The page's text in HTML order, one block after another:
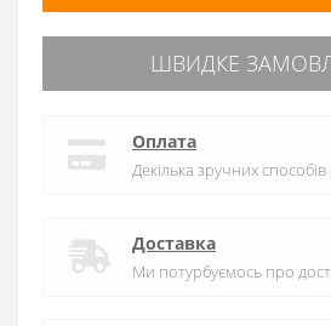
ШВИДКЕ
Оплата
Декілька зручних
Доставка
Ми потурбуємось про